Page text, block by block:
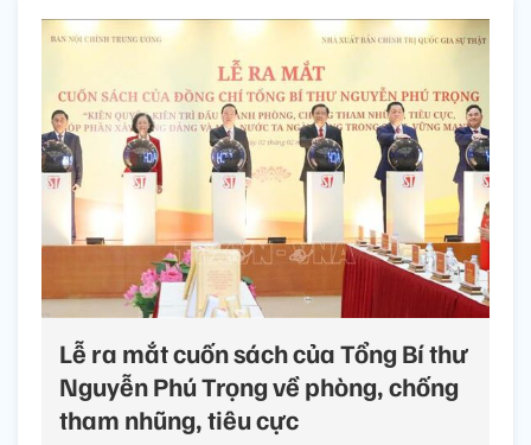
Lễ ra mắt cuốn sách của Tổng Bí thư
Nguyễn Phú Trọng về phòng, chống
tham nhũng, tiêu cực